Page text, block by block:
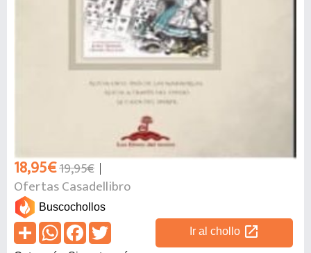
18,95€19,95€
Ofertas Casadellibro
Buscochollos
Ir al chollo open_in_new